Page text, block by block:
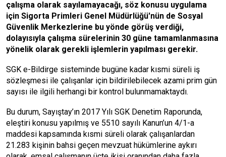
çalışma olarak sayılamayacağı, söz konusu uygulama
için Sigorta Primleri Genel Müdürlüğü'nün de Sosyal
Güvenlik Merkezlerine bu yönde görüş verdiği,
dolayısıyla çalışma sürelerinin 30 güne tamamlanmasına
yönelik olarak gerekli işlemlerin yapılması gerekir.
SGK e-Bildirge sisteminde bugüne kadar kısmi süreli iş
sözleşmesi ile çalışanlar için bildirilebilecek azami prim gün
sayısı ile ilgili herhangi bir kontrol bulunmamaktaydı.
Bu durum, Sayıştay’ın 2017 Yılı SGK Denetim Raporunda,
eleştiri konusu yapılmış ve 5510 sayılı Kanun’un 4/1-a
maddesi kapsamında kısmi süreli olarak çalışanlardan
21.283 kişinin bahsi geçen mevzuat hükümlerine aykırı